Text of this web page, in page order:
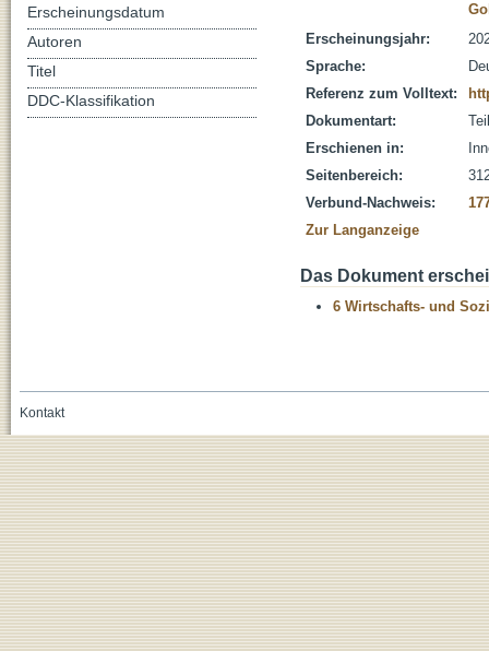
Erscheinungsjahr:
Sprache:
Referenz zum Volltext:
Dokumentart:
Erschienen in:
Seitenbereich:
Verbund-Nachweis:
Zur Langanzeige
Das Dokument
6 Wirtschafts- und
Erscheinungsdatum
Autoren
Titel
DDC-Klassifikation
Kontakt